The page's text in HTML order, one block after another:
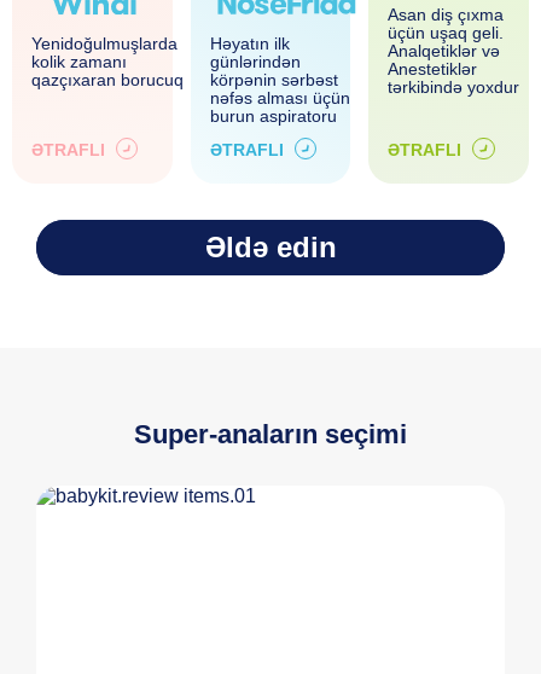
Asan diş çıxma
üçün uşaq geli.
Analqetiklər və
Anestetiklər
tərkibində yoxdur
ƏTRAFLI
Yenidoğulmuşlarda
kolik zamanı
qazçıxaran borucuq
ƏTRAFLI
Həyatın ilk
günlərindən
körpənin sərbəst
nəfəs alması üçün
burun aspiratoru
ƏTRAFLI
Əldə edin
Super-anaların seçimi